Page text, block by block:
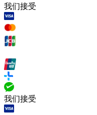
我们接受
我们接受